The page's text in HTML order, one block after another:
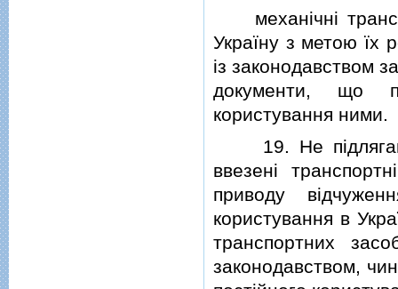
механiчнi
Україну з метою їх
iз законодавством
документи, що
користування ними.
19. Не
ввезенi
приводу
користування в
транспортних
законодавством,